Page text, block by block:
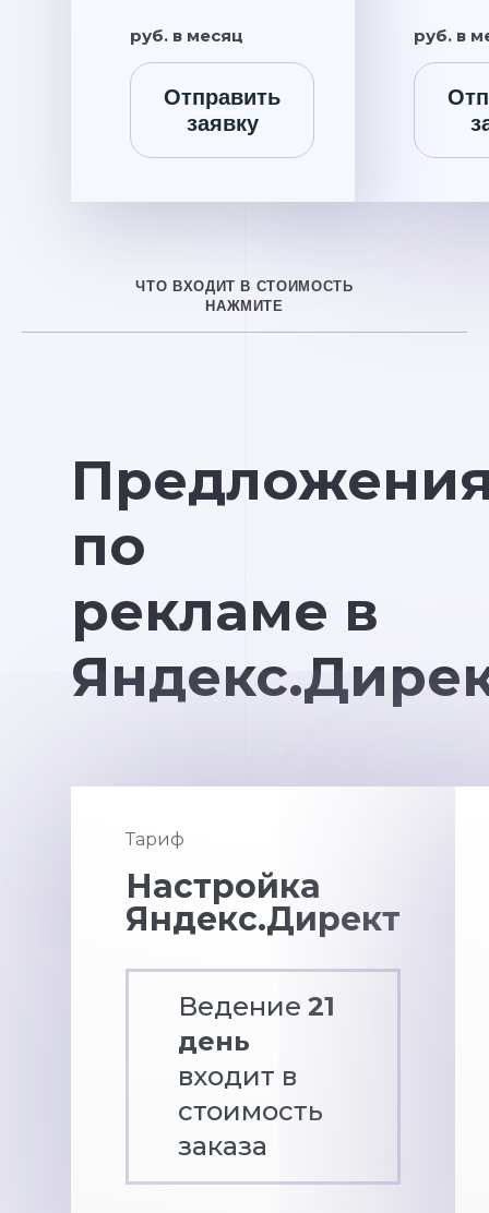
руб. в месяц
Отправить
заявку
руб. в
ЧТО ВХОДИТ В СТОИМОСТЬ
НАЖМИТЕ
по
рекламе в
Тариф
Настройка
Яндекс.Директ
Ведение 21
день
входит в
стоимость
заказа